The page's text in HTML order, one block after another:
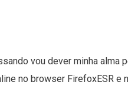
vou dever minha alma
no browser FirefoxESR e